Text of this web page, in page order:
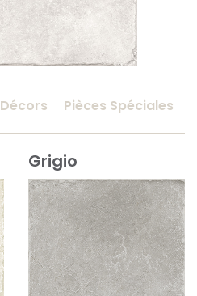
Décors Pièces Spéciales
Grigio